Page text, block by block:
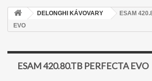
DELONGHI KÁVOVARY
ESAM
EVO
ESAM 420.80.TB PERFECTA EVO